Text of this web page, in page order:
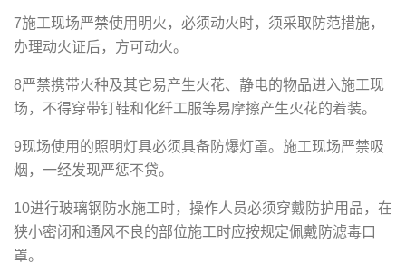
7施工现场严禁使用明火，必须动火时，须采取防范措施，
办理动火证后，方可动火。
8严禁携带火种及其它易产生火花、静电的物品进入施工现
场，不得穿带钉鞋和化纤工服等易摩擦产生火花的着装。
9现场使用的照明灯具必须具备防爆灯罩。施工现场严禁吸
烟，一经发现严惩不贷。
10进行玻璃钢防水施工时，操作人员必须穿戴防护用品，在
狭小密闭和通风不良的部位施工时应按规定佩戴防滤毒口
罩。